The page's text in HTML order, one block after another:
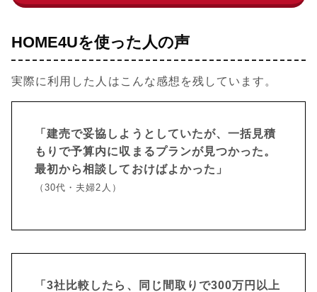
HOME4Uを使った人の声
実際に利用した人はこんな感想を残しています。
「建売で妥協しようとしていたが、一括見積
もりで予算内に収まるプランが見つかった。
最初から相談しておけばよかった」
（30代・夫婦2人）
「3社比較したら、同じ間取りで300万円以上